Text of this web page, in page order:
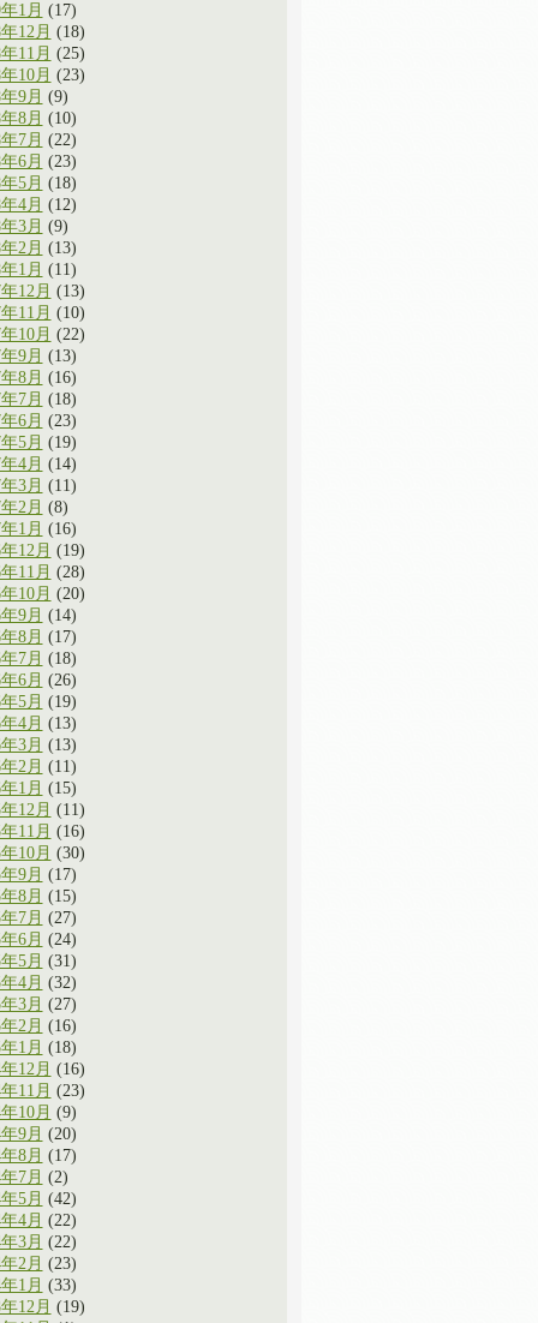
1月 (17)
12月 (18)
11月 (25)
10月 (23)
9月 (9)
8月 (10)
7月 (22)
6月 (23)
5月 (18)
4月 (12)
3月 (9)
2月 (13)
1月 (11)
12月 (13)
11月 (10)
10月 (22)
9月 (13)
8月 (16)
7月 (18)
6月 (23)
5月 (19)
4月 (14)
3月 (11)
2月 (8)
1月 (16)
12月 (19)
11月 (28)
10月 (20)
9月 (14)
8月 (17)
7月 (18)
6月 (26)
5月 (19)
4月 (13)
3月 (13)
2月 (11)
1月 (15)
12月 (11)
11月 (16)
10月 (30)
9月 (17)
8月 (15)
7月 (27)
6月 (24)
5月 (31)
4月 (32)
3月 (27)
2月 (16)
1月 (18)
12月 (16)
11月 (23)
10月 (9)
9月 (20)
8月 (17)
7月 (2)
5月 (42)
4月 (22)
3月 (22)
2月 (23)
1月 (33)
12月 (19)